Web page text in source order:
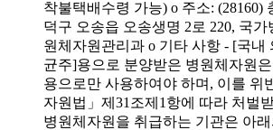
착불택배수령 가능) o 주소: (28160)
덕구 오송읍 오송생명 2로 220, 국
원체자원관리과 o 기타 사항 - [국내
균주]용으로 분양받은 병원체자원
용으로만 사용하여야 하며, 이를 위
자원법」제31조제1항에 따라 처벌
병원체자원을 취급하는 기관은 아